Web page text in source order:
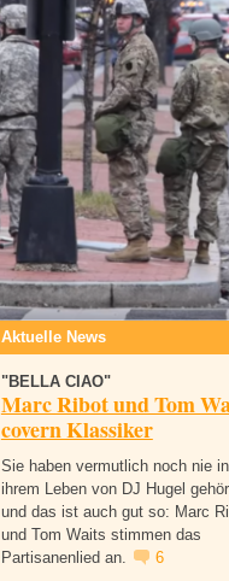
Aktuelle News
"BELLA CIAO"
Marc Ribot und Tom
covern Klassiker
Sie haben vermutlich noch nie in
ihrem Leben von DJ Hugel
und das ist auch gut so: Marc
und Tom Waits stimmen das
Partisanenlied an.
6